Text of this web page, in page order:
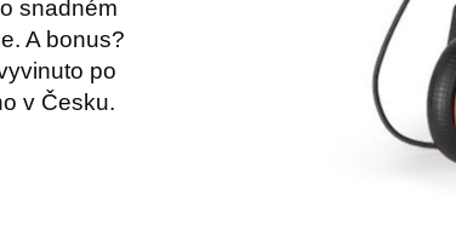
snadném
A bonus?
po
v Česku.